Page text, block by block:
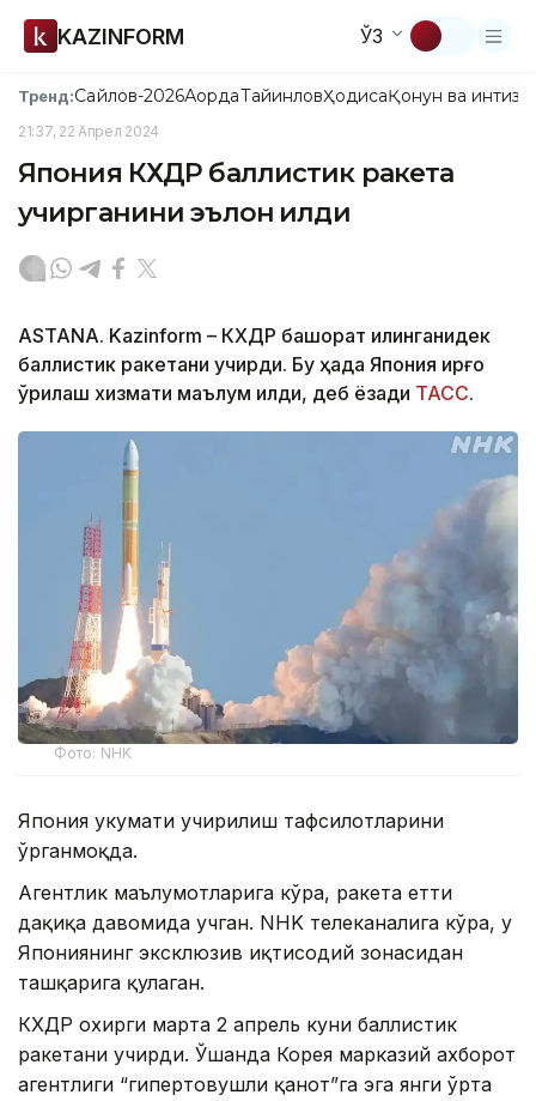
KAZINFORM ЎЗ
Тренд:Сайлов-2026АқордаТайинловҲодисаҚонун ва
21:37, 22 Апрел 2024
Япония КХДР баллистик ракета
учирганини эълон қилди
ASTANA. Kazinform – КХДР башорат қилинганидек
баллистик ракетани учирди. Бу ҳақда Япония қирғоқ
қўриқлаш хизмати маълум қилди, деб ёзади ТАСС.
Фото: NHK
Япония ҳукумати учирилиш тафсилотларини
ўрганмоқда.
Агентлик маълумотларига кўра, ракета етти
дақиқа давомида учган. NHK телеканалига кўра, у
Япониянинг эксклюзив иқтисодий зонасидан
ташқарига қулаган.
КХДР охирги марта 2 апрель куни баллистик
ракетани учирди. Ўшанда Корея марказий ахборот
агентлиги “гипертовушли қанот”га эга янги ўрта